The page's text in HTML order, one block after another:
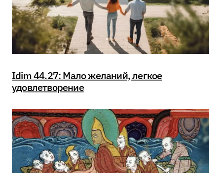
Idim 44.27: Мало желаний, легкое
удовлетворение